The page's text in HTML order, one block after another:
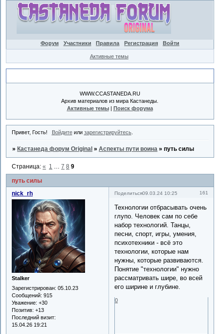
Форум Участники Правила Регистрация Войти
Активные темы
WWW.CCASTANEDA.RU
Архив материалов из мира Кастанеды.
Активные темы| Поиск форума
Привет, Гость! Войдитеили зарегистрируйтесь.
» Кастанеда форум Original »Аспекты пути воина »путь силы
путь силы
Страница:« 1 7 8 9
Поделиться 161
09.03.24 10:25
nick_rh
Stalker
Зарегистрирован: 05.10.23
Сообщений: 915
Уважение: +30
Позитив: +13
Последний визит:
15.04.26 19:21
Технологии отбрасывать очень
глупо. Человек сам по себе
набор технологий. Танцы,
песни, спорт, игры, умения,
психотехники - всё это
технологии, которые нам
нужны, которые развиваются.
Понятие "технологии" нужно
рассматривать шире, во всей
его ширине и глубине.
0